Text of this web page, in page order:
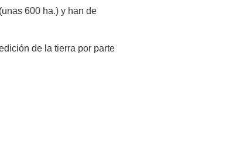
600 ha.) y han de
de la tierra por parte